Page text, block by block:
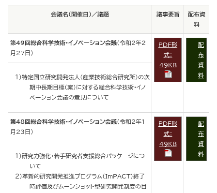
会議名（開催日）／議題 議事要旨
配布資
料
第49回総合科学技術・イノベーション会議（令和2年2
月27日）
PDF形
式：
49KB
配
布
資
料
１）特定国立研究開発法人（産業技術総合研究所）の次
期中長期目標（案）に対する総合科学技術・イノ
ベーション会議の意見について
第48回総合科学技術・イノベーション会議（令和2年1
月23日）
PDF形
式：
49KB
配
布
資
料
１）研究力強化・若手研究者支援総合パッケージにつ
いて
２）革新的研究開発推進プログラム（ImPACT）終了
時評価及びムーンショット型研究開発制度の目